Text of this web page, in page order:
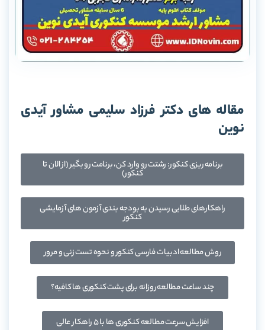
مقاله های دکتر فرزاد سلیمی مشاور آیدی
نوین
برنامه ریزی کنکور: رشتت رو وارد کن، برنامت رو بگیر (از الان تا
کنکور)
راهکارهای طلایی رسیدن به بودجه بندی آزمون های آزمایشی
کنکور
روش مطالعه ادبیات فارسی کنکور و نحوه تست زنی و مرور
چند ساعت مطالعه روزانه برای پشت کنکوری ها کافیه؟
افزایش سرعت مطالعه کنکوری ها با ۵ راهکار عالی